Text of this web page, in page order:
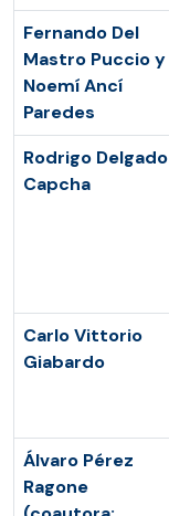
Fernando Del
Mastro Puccio y
Noemí Ancí
Paredes
Rodrigo Delgado
Capcha
Carlo Vittorio
Giabardo
Álvaro Pérez
Ragone